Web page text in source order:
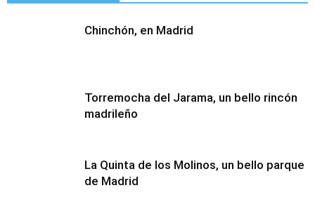
Chinchón, en Madrid
Torremocha del Jarama, un bello rincón
madrileño
La Quinta de los Molinos, un bello parque
de Madrid